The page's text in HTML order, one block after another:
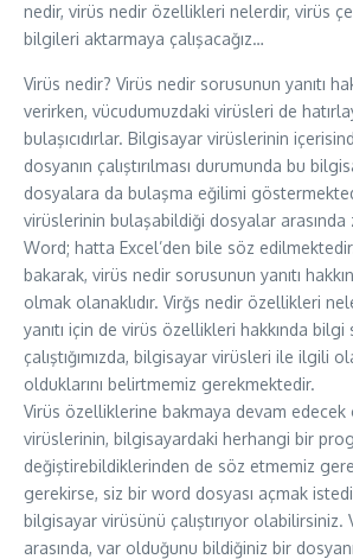
nedir, virüs nedir özellikleri nelerdir, virüs
bilgileri aktarmaya çalışacağız…
Virüs nedir? Virüs nedir sorusunun yanıtı
verirken, vücudumuzdaki virüsleri de
bulaşıcıdırlar. Bilgisayar virüslerinin
dosyanın çalıştırılması durumunda bu
dosyalara da bulaşma eğilimi
virüslerinin bulaşabildiği dosyalar arasında
Word; hatta Excel’den bile söz
bakarak, virüs nedir sorusunun yanıtı
olmak olanaklıdır. Virğs nedir özellikleri
yanıtı için de virüs özellikleri hakkında
çalıştığımızda, bilgisayar virüsleri ile ilgili
olduklarını belirtmemiz gerekmektedir.
Virüs özelliklerine bakmaya devam
virüslerinin, bilgisayardaki herhangi bir
değiştirebildiklerinden de söz etmemiz
gerekirse, siz bir word dosyası açmak
bilgisayar virüsünü çalıştırıyor olabilirsiniz.
arasında, var olduğunu bildiğiniz bir